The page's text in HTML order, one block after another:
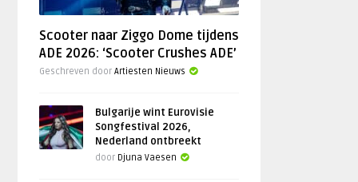
Scooter naar Ziggo Dome tijdens
ADE 2026: ‘Scooter Crushes ADE’
Geschreven doorArtiesten Nieuws
Bulgarije wint Eurovisie
Songfestival 2026,
Nederland ontbreekt
door Djuna Vaesen